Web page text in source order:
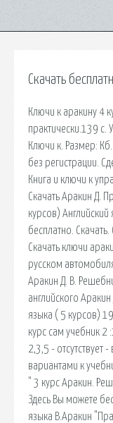
Скачать
Ключи к аракину 4
практически.139 с.
Ключи к. Размер:
без регистрации.
Книга и ключи к
Скачать Аракин Д.
курсов)
бесплатно.
Скачать ключи
русском
Аракин Д. В.
английского
языка ( 5 курсов)
курс сам учебник 2
2,3,5 - отсутствует
вариантами к
" 3 курс Аракин.
Здесь Вы можете
языка В.Аракин